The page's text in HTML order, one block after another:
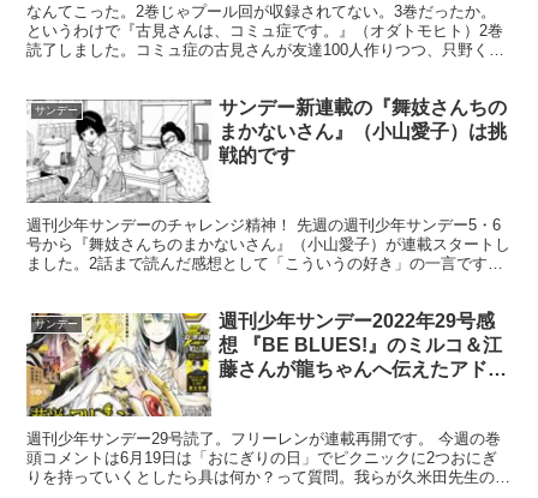
なんてこった。2巻じゃプール回が収録されてない。3巻だったか。
というわけで『古見さんは、コミュ症です。』（オダトモヒト）2巻
読了しました。コミュ症の古見さんが友達100人作りつつ、只野くん
サンデー
サンデー新連載の『舞妓さんちの
まかないさん』（小山愛子）は挑
戦的です
週刊少年サンデーのチャレンジ精神！ 先週の週刊少年サンデー5・6
号から『舞妓さんちのまかないさん』（小山愛子）が連載スタートし
ました。2話まで読んだ感想として「こういうの好き」の一言です。
サンデー
週刊少年サンデー2022年29号感
想 『BE BLUES!』のミルコ＆江
藤さんが龍ちゃんへ伝えたアドバ
週刊少年サンデー29号読了。フリーレンが連載再開です。 今週の巻
頭コメントは6月19日は「おにぎりの日」でピクニックに2つおにぎ
りを持っていくとしたら具は何か？って質問。我らが久米田先生の解